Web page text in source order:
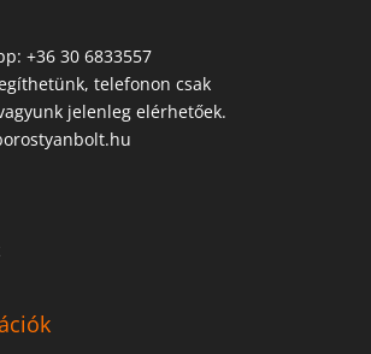
+36 30 6833557
telefonon csak
jelenleg elérhetőek.